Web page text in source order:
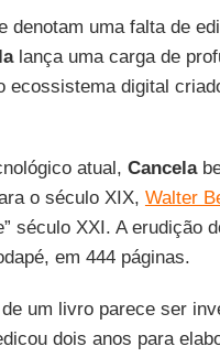
denotam uma falta de
lança uma carga de
digital
atual, Cancela
o século XIX, Walter
século XXI. A erudição
em 444 páginas.
um livro parece ser
dois anos para